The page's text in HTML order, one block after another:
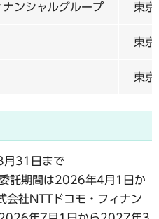
ンシャルグループ 東京
東京
東京
31日まで
託期間は2026年4月1日か
社NTTドコモ・フィナン